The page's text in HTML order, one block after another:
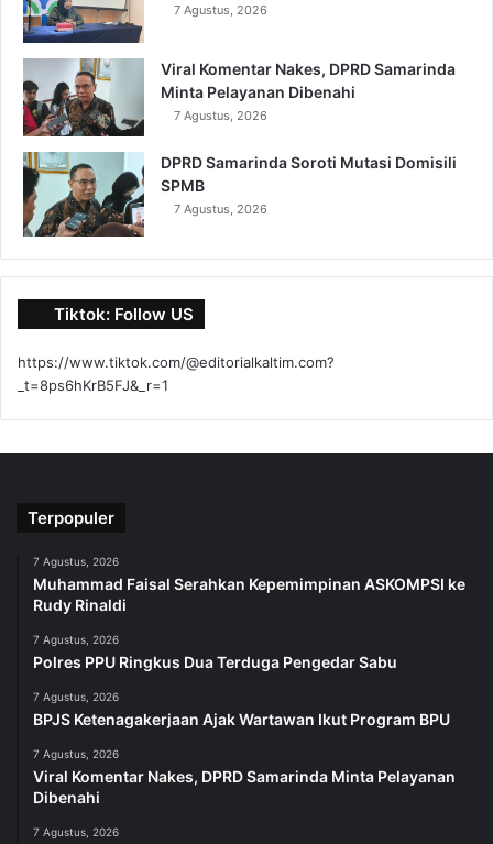
7 Agustus, 2026
Viral Komentar Nakes, DPRD Samarinda
Minta Pelayanan Dibenahi
7 Agustus, 2026
DPRD Samarinda Soroti Mutasi Domisili
SPMB
7 Agustus, 2026
Tiktok: Follow US
https://www.tiktok.com/@editorialkaltim.com?
_t=8ps6hKrB5FJ&_r=1
Terpopuler
7 Agustus, 2026
Muhammad Faisal Serahkan Kepemimpinan ASKOMPSI ke
Rudy Rinaldi
7 Agustus, 2026
Polres PPU Ringkus Dua Terduga Pengedar Sabu
7 Agustus, 2026
BPJS Ketenagakerjaan Ajak Wartawan Ikut Program BPU
7 Agustus, 2026
Viral Komentar Nakes, DPRD Samarinda Minta Pelayanan
Dibenahi
7 Agustus, 2026